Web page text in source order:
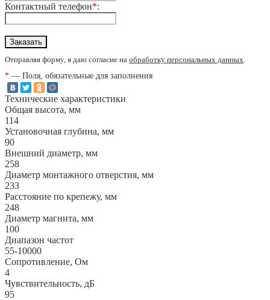
Контактный телефон*:
Отправляя форму, я даю согласие на обработку персональных данных.
* — Поля, обязательные для заполнения
Технические характеристики
Общая высота, мм
114
Установочная глубина, мм
90
Внешний диаметр, мм
258
Диаметр монтажного отверстия, мм
233
Расстояние по крепежу, мм
248
Диаметр магнита, мм
100
Диапазон частот
55-10000
Сопротивление, Ом
4
Чувствительность, дБ
95